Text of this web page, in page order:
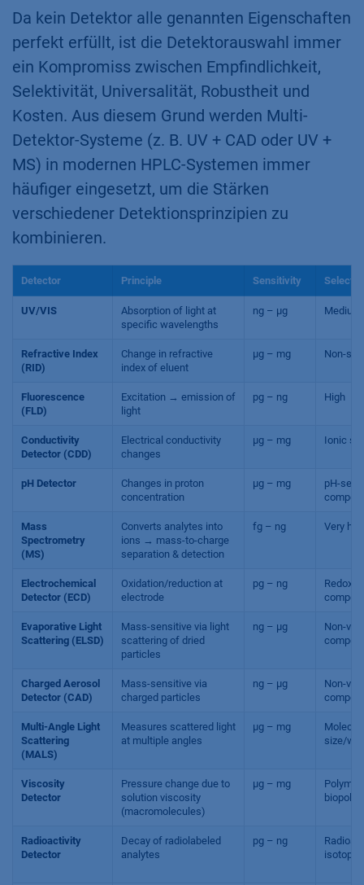
Da kein Detektor alle genannten Eigenschaften
perfekt erfüllt, ist die Detektorauswahl immer
ein Kompromiss zwischen Empfindlichkeit,
Selektivität, Universalität, Robustheit und
Kosten. Aus diesem Grund werden Multi-
Detektor-Systeme (z. B. UV + CAD oder UV +
MS) in modernen HPLC-Systemen immer
häufiger eingesetzt, um die Stärken
verschiedener Detektionsprinzipien zu
kombinieren.
Detector Principle Sensitivity
UV/VIS
Absorption of light at
specific wavelengths
ng – µg Medium
Refractive Index
(RID)
Change in refractive
index of eluent
µg – mg Non-
Fluorescence
(FLD)
Excitation → emission of
light
pg – ng High
Conductivity
Detector (CDD)
Electrical conductivity
changes
µg – mg Ionic
pH Detector
Changes in proton
concentration
µg – mg
pH-
Mass
Spectrometry
(MS)
Converts analytes into
ions → mass-to-charge
separation & detection
fg – ng Very
Electrochemical
Detector (ECD)
Oxidation/reduction at
electrode
pg – ng
Redox-
Evaporative Light
Scattering (ELSD)
Mass-sensitive via light
scattering of dried
particles
ng – µg
Non-
Charged Aerosol
Detector (CAD)
Mass-sensitive via
charged particles
ng – µg
Non-
Multi-Angle Light
Scattering
(MALS)
Measures scattered light
at multiple angles
µg – mg
size/
Viscosity
Detector
Pressure change due to
solution viscosity
(macromolecules)
µg – mg
Radioactivity
Detector
Decay of radiolabeled
analytes
pg – ng